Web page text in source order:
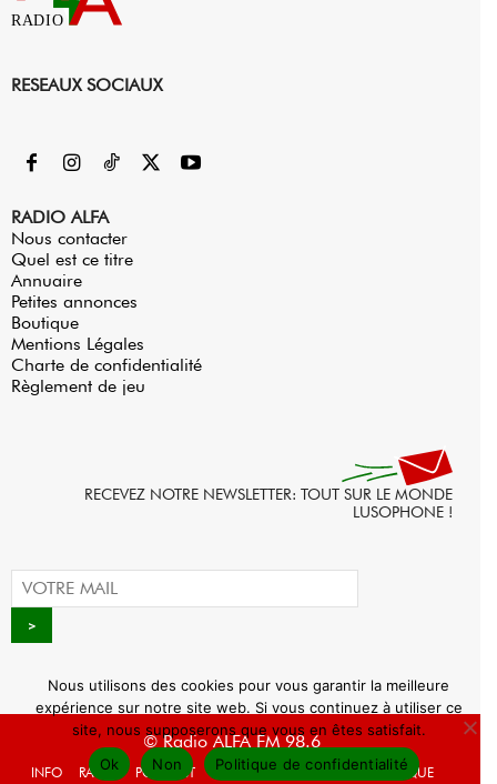
RADIO
RESEAUX SOCIAUX
RADIO ALFA
Nous contacter
Quel est ce titre
Annuaire
Petites annonces
Boutique
Mentions Légales
Charte de confidentialité
Règlement de jeu
RECEVEZ NOTRE NEWSLETTER: TOUT SUR LE MONDE
LUSOPHONE !
© Radio ALFA FM 98.6
INFO RADIO PODCAST AGENDA WEBRADIO BOUTIQUE
Nous utilisons des cookies pour vous garantir la meilleure
expérience sur notre site web. Si vous continuez à utiliser ce
site, nous supposerons que vous en êtes satisfait.
Ok
Non Politique de confidentialité